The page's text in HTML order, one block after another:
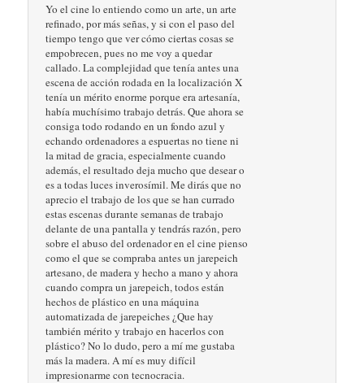
Yo el cine lo entiendo como un arte, un arte
refinado, por más señas, y si con el paso del
tiempo tengo que ver cómo ciertas cosas se
empobrecen, pues no me voy a quedar
callado. La complejidad que tenía antes una
escena de acción rodada en la localización X
tenía un mérito enorme porque era artesanía,
había muchísimo trabajo detrás. Que ahora se
consiga todo rodando en un fondo azul y
echando ordenadores a espuertas no tiene ni
la mitad de gracia, especialmente cuando
además, el resultado deja mucho que desear o
es a todas luces inverosímil. Me dirás que no
aprecio el trabajo de los que se han currado
estas escenas durante semanas de trabajo
delante de una pantalla y tendrás razón, pero
sobre el abuso del ordenador en el cine pienso
como el que se compraba antes un jarepeich
artesano, de madera y hecho a mano y ahora
cuando compra un jarepeich, todos están
hechos de plástico en una máquina
automatizada de jarepeiches ¿Que hay
también mérito y trabajo en hacerlos con
plástico? No lo dudo, pero a mí me gustaba
más la madera. A mí es muy difícil
impresionarme con tecnocracia.